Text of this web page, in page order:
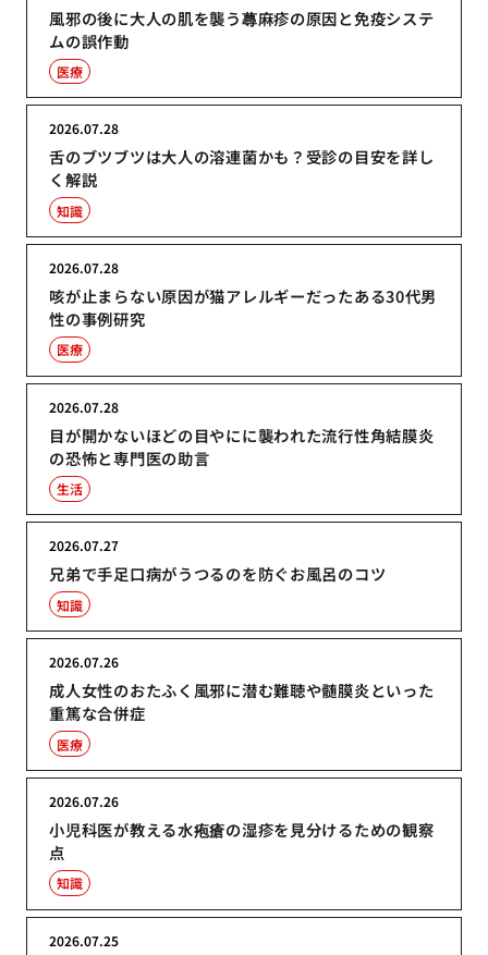
風邪の後に大人の肌を襲う蕁麻疹の原因と免疫システ
ムの誤作動
医療
舌のブツブツは大人の溶連菌かも？受診の目安を詳し
く解説
2026.07.28
知識
咳が止まらない原因が猫アレルギーだったある30代男
性の事例研究
2026.07.28
医療
目が開かないほどの目やにに襲われた流行性角結膜炎
の恐怖と専門医の助言
2026.07.28
生活
兄弟で手足口病がうつるのを防ぐお風呂のコツ
2026.07.27
知識
成人女性のおたふく風邪に潜む難聴や髄膜炎といった
重篤な合併症
2026.07.26
医療
小児科医が教える水疱瘡の湿疹を見分けるための観察
点
2026.07.26
知識
2026.07.25